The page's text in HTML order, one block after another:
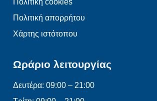
Πολιτική απορρήτου
Χάρτης ιστότοπου
Ωράριο λειτουργίας
Δευτέρα: 09:00 – 21:00